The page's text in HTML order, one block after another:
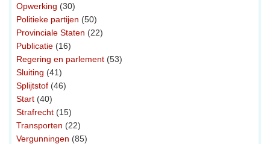
Opwerking (30)
Politieke partijen (50)
Provinciale Staten (22)
Publicatie (16)
Regering en parlement (53)
Sluiting (41)
Splijtstof (46)
Start (40)
Strafrecht (15)
Transporten (22)
Vergunningen (85)